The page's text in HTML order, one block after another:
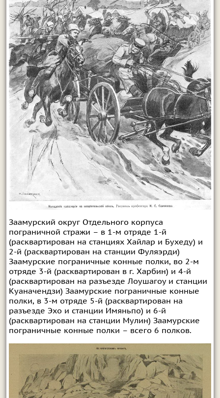
Заамурский округ Отдельного корпуса
пограничной стражи – в 1-м отряде 1-й
(расквартирован на станциях Хайлар и Бухеду) и
2-й (расквартирован на станции Фуляэрди)
Заамурские пограничные конные полки, во 2-м
отряде 3-й (расквартирован в г. Харбин) и 4-й
(расквартирован на разъезде Лоушагоу и станции
Куаначендзи) Заамурские пограничные конные
полки, в 3-м отряде 5-й (расквартирован на
разъезде Эхо и станции Имяньпо) и 6-й
(расквартирован на станции Мулин) Заамурские
пограничные конные полки – всего 6 полков.